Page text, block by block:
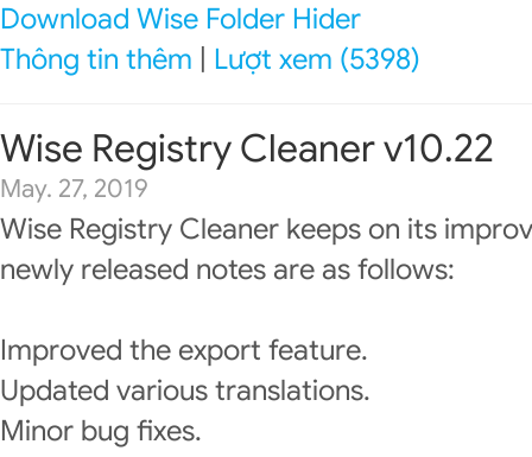
Download Wise Folder Hider
Thông tin thêm
Lượt xem (5398)
Wise Registry Cleaner v10.22
May. 27, 2019
Wise Registry Cleaner keeps on its
newly released notes are as follows:
Improved the export feature.
Updated various translations.
Minor bug fixes.